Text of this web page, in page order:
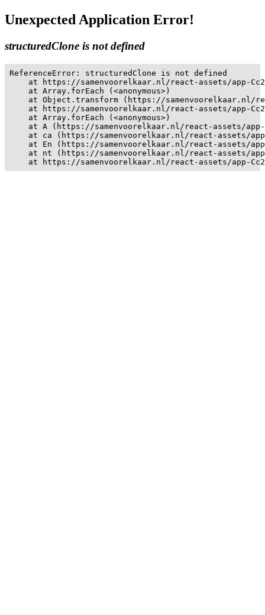
Unexpected Application Error!
structuredClone is not defined
ReferenceError: structuredClone is not defined
at https://samenvoorelkaar.nl/react-assets/app-
    at Array.forEach (<anonymous>)
at Object.transform (https://samenvoorelkaar.nl/
at https://samenvoorelkaar.nl/react-assets/app-
    at Array.forEach (<anonymous>)
at A (https://samenvoorelkaar.nl/react-assets/
at ca (https://samenvoorelkaar.nl/react-assets/
at En (https://samenvoorelkaar.nl/react-assets/
at nt (https://samenvoorelkaar.nl/react-assets/
at https://samenvoorelkaar.nl/react-assets/app-